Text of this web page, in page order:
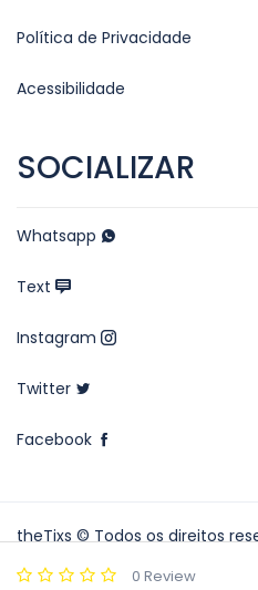
0 Review
Política de Privacidade
Acessibilidade
SOCIALIZAR
Whatsapp
Text
Instagram
Twitter
Facebook
theTixs © Todos os direitos